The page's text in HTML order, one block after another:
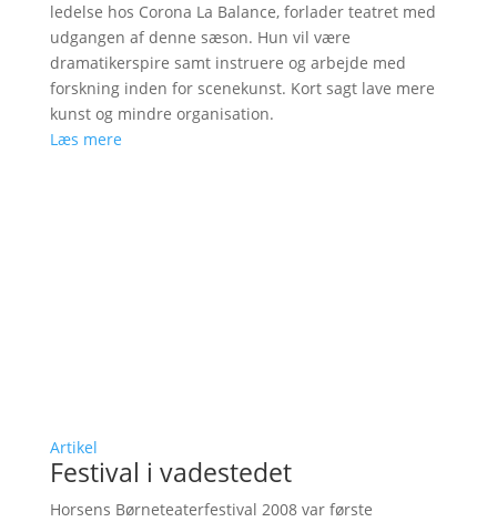
ledelse hos Corona La Balance, forlader teatret med
udgangen af denne sæson. Hun vil være
dramatikerspire samt instruere og arbejde med
forskning inden for scenekunst. Kort sagt lave mere
kunst og mindre organisation.
Læs mere
Artikel
Festival i vadestedet
Horsens Børneteaterfestival 2008 var første